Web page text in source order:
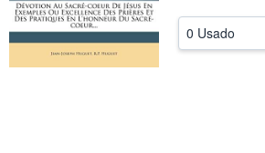
0 Usado